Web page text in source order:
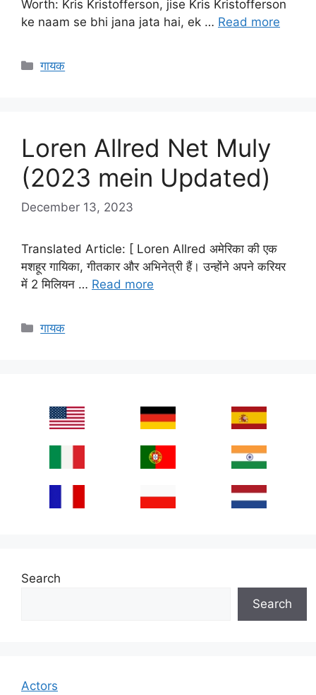
Worth: Kris Kristofferson, jise Kris Kristofferson
ke naam se bhi jana jata hai, ek … Read more
Categories
गायक
Loren Allred Net Muly
(2023 mein Updated)
December 13, 2023
Translated Article: [ Loren Allred अमेरिका की एक
मशहूर गायिका, गीतकार और अभिनेत्री हैं। उन्होंने अपने करियर
में 2 मिलियन … Read more
Categories
गायक
Search
Search
Actors